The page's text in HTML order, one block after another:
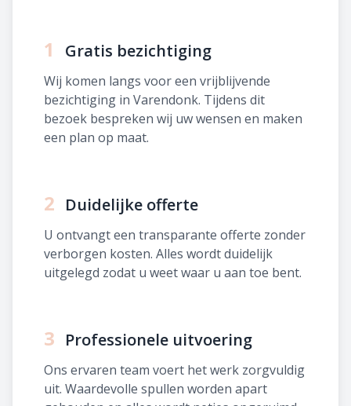
1 Gratis bezichtiging
Wij komen langs voor een vrijblijvende
bezichtiging in Varendonk. Tijdens dit
bezoek bespreken wij uw wensen en maken
een plan op maat.
2 Duidelijke offerte
U ontvangt een transparante offerte zonder
verborgen kosten. Alles wordt duidelijk
uitgelegd zodat u weet waar u aan toe bent.
3 Professionele uitvoering
Ons ervaren team voert het werk zorgvuldig
uit. Waardevolle spullen worden apart